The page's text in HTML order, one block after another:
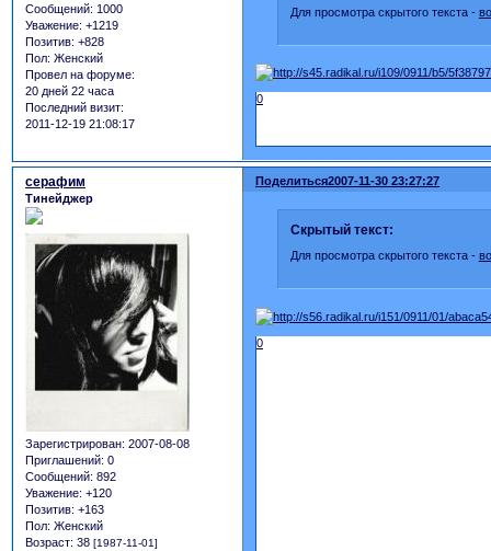
Сообщений: 1000
Уважение: +1219
Позитив: +828
Пол: Женский
Провел на форуме:
20 дней 22 часа
Последний визит:
2011-12-19 21:08:17
Для просмотра скрытого текста -
0
Поделиться2007-11-30 23:27:27
серафим
Тинейджер
Зарегистрирован: 2007-08-08
Приглашений: 0
Сообщений: 892
Уважение: +120
Позитив: +163
Пол: Женский
Возраст: 38 [1987-11-01]
Скрытый текст:
Для просмотра скрытого текста -
0